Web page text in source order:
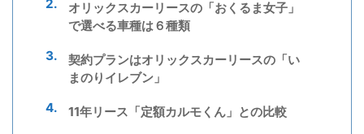
オリックスカーリースの「おくるま女子」
で選べる車種は６種類
契約プランはオリックスカーリースの「い
まのりイレブン」
11年リース「定額カルモくん」との比較